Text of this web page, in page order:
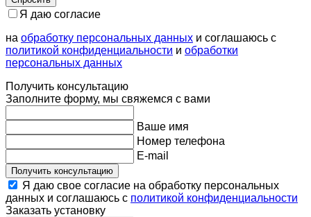
Я даю согласие
на обработку персональных данных и соглашаюсь с
политикой конфиденциальности и обработки
персональных данных
Получить консультацию
Заполните форму, мы свяжемся с вами
Ваше имя
Номер телефона
E-mail
Получить консультацию
Я даю свое согласие на обработку персональных
данных и соглашаюсь с политикой конфиденциальности
Заказать установку